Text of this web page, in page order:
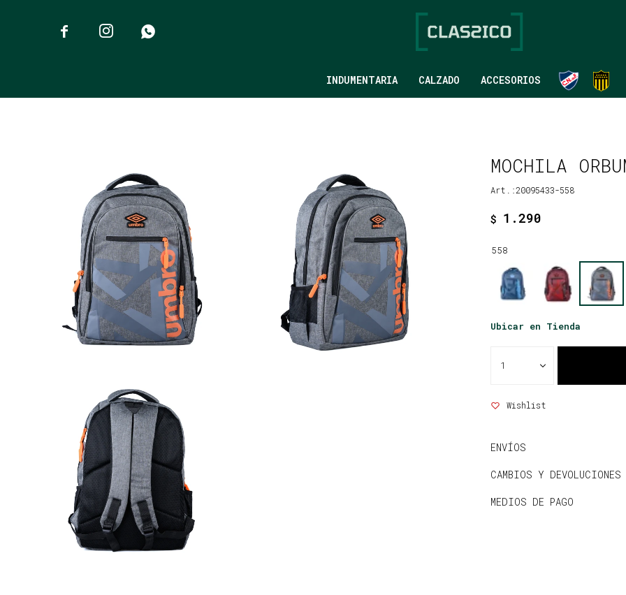
INDUMENTARIA CALZADO ACCESORIOS
  
MOCHILA
20095433-558
$ 1.290
558
Ubicar en Tienda
1
ENVÍOS
CAMBIOS Y DEVOLUCIONES
MEDIOS DE PAGO